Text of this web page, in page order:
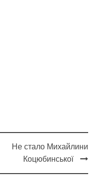
Не стало Михайлини
Коцюбинської